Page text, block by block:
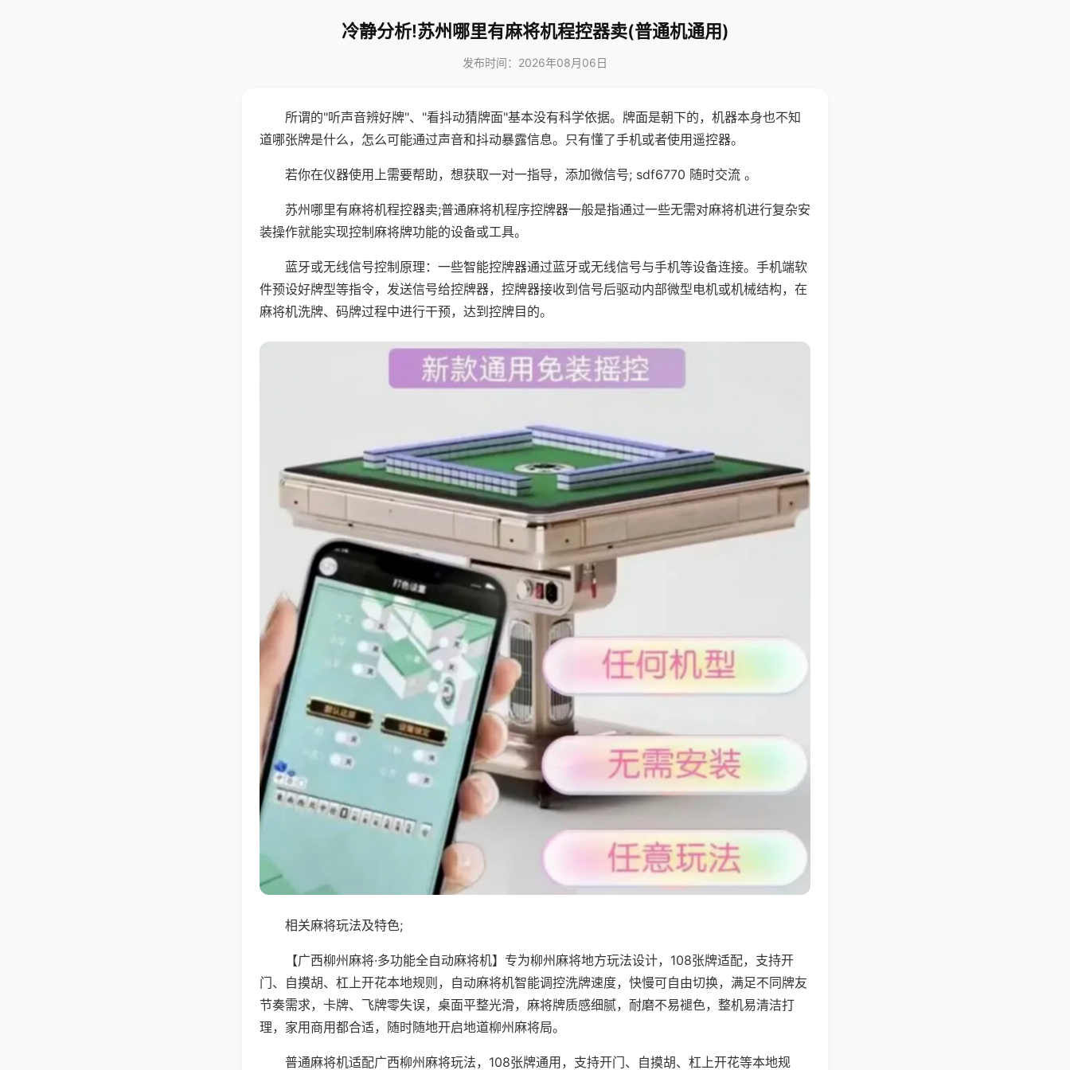
冷静分析!苏州哪里有麻将机程控器卖(普通机通用)
发布时间：2026年08月06日
所谓的"听声音辨好牌"、"看抖动猜牌面"基本没有科学依据。牌面是朝下的，机器本身也不知
道哪张牌是什么，怎么可能通过声音和抖动暴露信息。只有懂了手机或者使用遥控器。
若你在仪器使用上需要帮助，想获取一对一指导，添加微信号; sdf6770 随时交流 。
苏州哪里有麻将机程控器卖;普通麻将机程序控牌器一般是指通过一些无需对麻将机进行复杂安
装操作就能实现控制麻将牌功能的设备或工具。
蓝牙或无线信号控制原理：一些智能控牌器通过蓝牙或无线信号与手机等设备连接。手机端软
件预设好牌型等指令，发送信号给控牌器，控牌器接收到信号后驱动内部微型电机或机械结构，在
麻将机洗牌、码牌过程中进行干预，达到控牌目的。
相关麻将玩法及特色;
【广西柳州麻将·多功能全自动麻将机】专为柳州麻将地方玩法设计，108张牌适配，支持开
门、自摸胡、杠上开花本地规则，自动麻将机智能调控洗牌速度，快慢可自由切换，满足不同牌友
节奏需求，卡牌、飞牌零失误，桌面平整光滑，麻将牌质感细腻，耐磨不易褪色，整机易清洁打
理，家用商用都合适，随时随地开启地道柳州麻将局。
普通麻将机适配广西柳州麻将玩法，108张牌通用，支持开门、自摸胡、杠上开花等本地规